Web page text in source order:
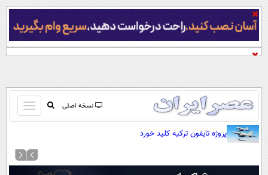
نسخه اصلی
باز
و
کردن
منو
صفحه اول
آرشیو
پروژه تایفون ترکیه کلید خورد